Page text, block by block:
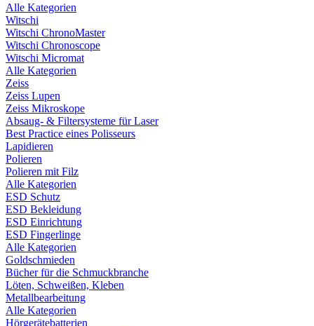
Alle Kategorien
Witschi
Witschi ChronoMaster
Witschi Chronoscope
Witschi Micromat
Alle Kategorien
Zeiss
Zeiss Lupen
Zeiss Mikroskope
Absaug- & Filtersysteme für Laser
Best Practice eines Polisseurs
Lapidieren
Polieren
Polieren mit Filz
Alle Kategorien
ESD Schutz
ESD Bekleidung
ESD Einrichtung
ESD Fingerlinge
Alle Kategorien
Goldschmieden
Bücher für die Schmuckbranche
Löten, Schweißen, Kleben
Metallbearbeitung
Alle Kategorien
Hörgerätebatterien